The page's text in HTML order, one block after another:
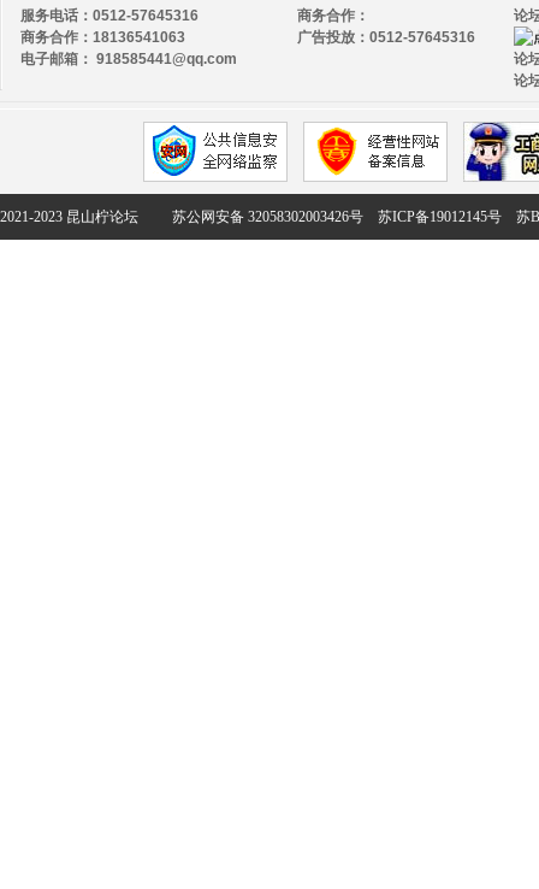
服务电话：0512-57645316
商务合作：18136541063
电子邮箱： 918585441@qq.com
论
论
论
商务合作：
广告投放：0512-57645316
2021-2023 昆山柠论坛 苏公网安备 32058302003426号 苏ICP备19012145号 苏